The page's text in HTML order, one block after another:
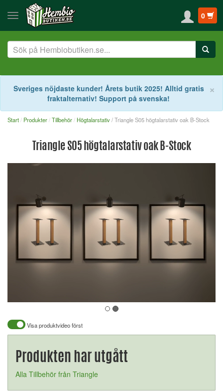
0
×
Sveriges nöjdaste kunder! Årets butik 2025! Alltid gratis
fraktalternativ! Support på svenska!
Start Produkter Tillbehör Högtalarstativ/ Triangle S05 högtalarstativ oak B-Stock
Triangle S05 högtalarstativ oak B-Stock
Visa produktvideo först
Produkten har utgått
Alla Tillbehör från Triangle